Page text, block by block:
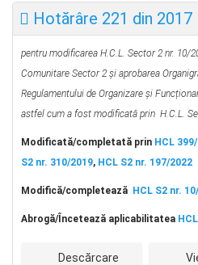
Hotărâre 221 din 2017
pentru modificarea H.C.L. Sector 2 nr. 10/
Comunitare Sector 2 și aprobarea
Regulamentului de Organizare și
astfel cum a fost modificată prin H.C.L.
Modificată/completată prin HCL
S2 nr. 310/2019, HCL S2 nr. 197/2022
Modifică/completează HCL S2 nr.
Abrogă/Încetează aplicabilitatea
Descărcare